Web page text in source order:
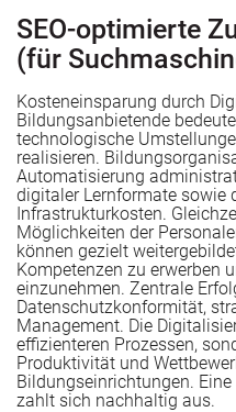
SEO-optimierte
(für
Kosteneinsparung durch
Bildungsanbietende
technologische
realisieren.
Automatisierung
digitaler Lernformate sowie
Infrastrukturkosten.
Möglichkeiten der
können gezielt
Kompetenzen zu erwerben
einzunehmen. Zentrale
Datenschutzkonformität,
Management. Die
effizienteren Prozessen,
Produktivität und
Bildungseinrichtungen.
zahlt sich nachhaltig aus.